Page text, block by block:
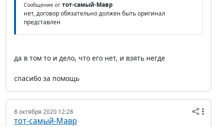
Сообщение от тот-самый-Мавр
нет, договор обязательно должен быть оригинал
представлен
да в том то и дело, что его нет, и взять негде
спасибо за помощь
8 октября 2020 12:28
тот-самый-Мавр